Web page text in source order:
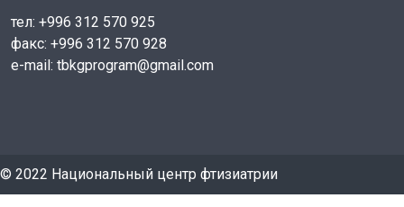
тел: +996 312 570 925
факс: +996 312 570 928
e-mail: tbkgprogram@gmail.com
© 2022 Национальный центр фтизиатрии